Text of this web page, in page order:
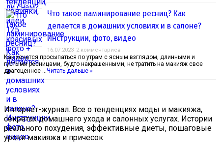
Что такое ламинирование ресниц? Как
делается в домашних условиях и в салоне?
Инструкции, фото, видео
16.07.2023 2 комментариев
Как хочется просыпаться по утрам с ясным взглядом, длинными и
густыми ресницами, будто накрашенными, не тратить на макияж свое
драгоценное … Читать дальше »
Интернет-журнал. Все о тенденциях моды и макияжа,
секретах домашнего ухода и салонных услугах. Истории
реального похудения, эффективные диеты, пошаговые
уроки макияжа и причесок